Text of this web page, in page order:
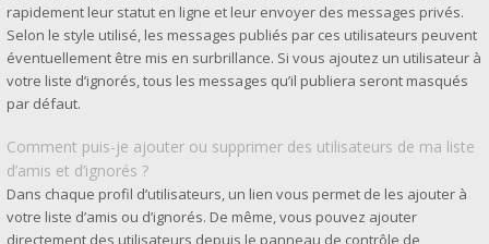
rapidement leur statut en ligne et leur envoyer des messages privés.
Selon le style utilisé, les messages publiés par ces utilisateurs peuvent
éventuellement être mis en surbrillance. Si vous ajoutez un utilisateur à
votre liste d’ignorés, tous les messages qu’il publiera seront masqués
par défaut.
Comment puis-je ajouter ou supprimer des utilisateurs de ma liste
d’amis et d’ignorés ?
Dans chaque profil d’utilisateurs, un lien vous permet de les ajouter à
votre liste d’amis ou d’ignorés. De même, vous pouvez ajouter
directement des utilisateurs depuis le panneau de contrôle de